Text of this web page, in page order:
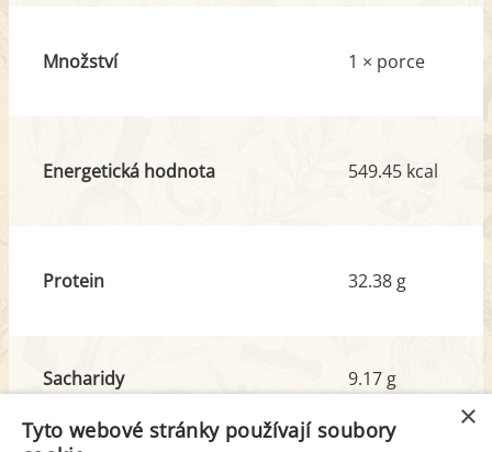
Množství 1 × porce
Energetická hodnota 549.45 kcal
Protein 32.38 g
Sacharidy
z toho cukr
9.17 g
4.89 g
×
Tyto webové stránky používají soubory